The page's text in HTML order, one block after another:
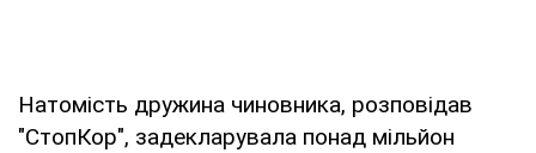
Натомість дружина чиновника, розповідав
"СтопКор", задекларувала понад мільйон